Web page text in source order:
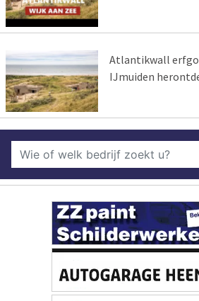
Atlantikwall
IJmuiden